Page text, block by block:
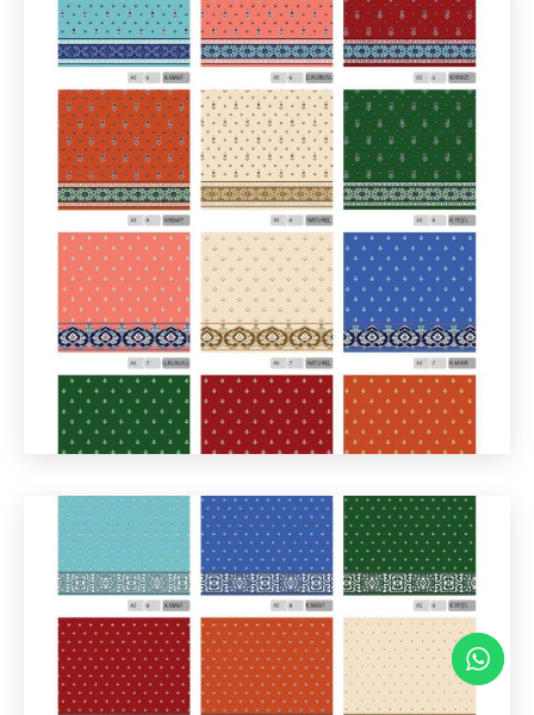
444 9 552
0262 411 00 55
info@sahinhalidunyasi.com
Dumlupınar Mah. 19 Mayıs Cd. No:83, 41650
Gölcük/Kocaeli
© 2023. Tüm Hakları Saklıdır. MacroTurk